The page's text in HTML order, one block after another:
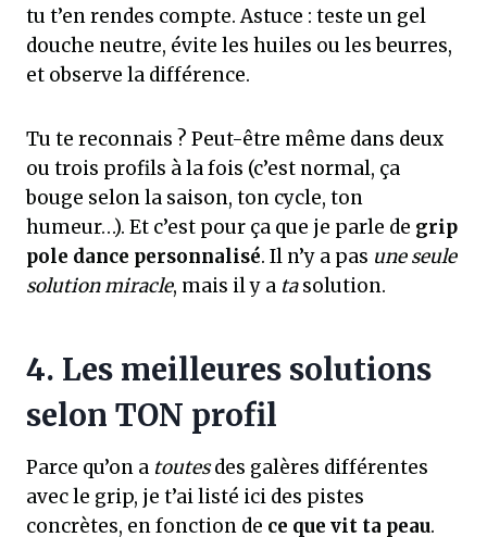
tu t’en rendes compte. Astuce : teste un gel
douche neutre, évite les huiles ou les beurres,
et observe la différence.
Tu te reconnais ? Peut-être même dans deux
ou trois profils à la fois (c’est normal, ça
bouge selon la saison, ton cycle, ton
humeur…). Et c’est pour ça que je parle de grip
pole dance personnalisé. Il n’y a pas une seule
solution miracle, mais il y a tasolution.
4. Les meilleures solutions
selon TON profil
Parce qu’on a toutesdes galères différentes
avec le grip, je t’ai listé ici des pistes
concrètes, en fonction de ce que vit ta peau.